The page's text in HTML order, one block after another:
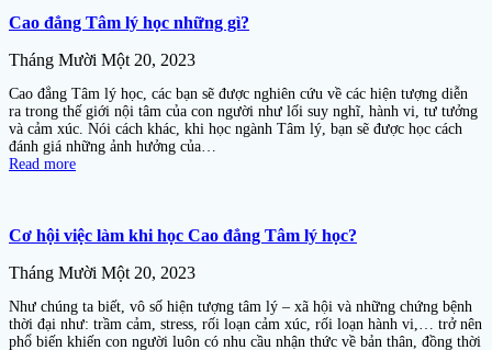
Cao đẳng Tâm lý học những gì?
Tháng Mười Một 20, 2023
Cao đẳng Tâm lý học, các bạn sẽ được nghiên cứu về các hiện tượng diễn
ra trong thế giới nội tâm của con người như lối suy nghĩ, hành vi, tư tưởng
và cảm xúc. Nói cách khác, khi học ngành Tâm lý, bạn sẽ được học cách
đánh giá những ảnh hưởng của…
Read more
Cơ hội việc làm khi học Cao đẳng Tâm lý học?
Tháng Mười Một 20, 2023
Như chúng ta biết, vô số hiện tượng tâm lý – xã hội và những chứng bệnh
thời đại như: trầm cảm, stress, rối loạn cảm xúc, rối loạn hành vi,… trở nên
phổ biến khiến con người luôn có nhu cầu nhận thức về bản thân, đồng thời